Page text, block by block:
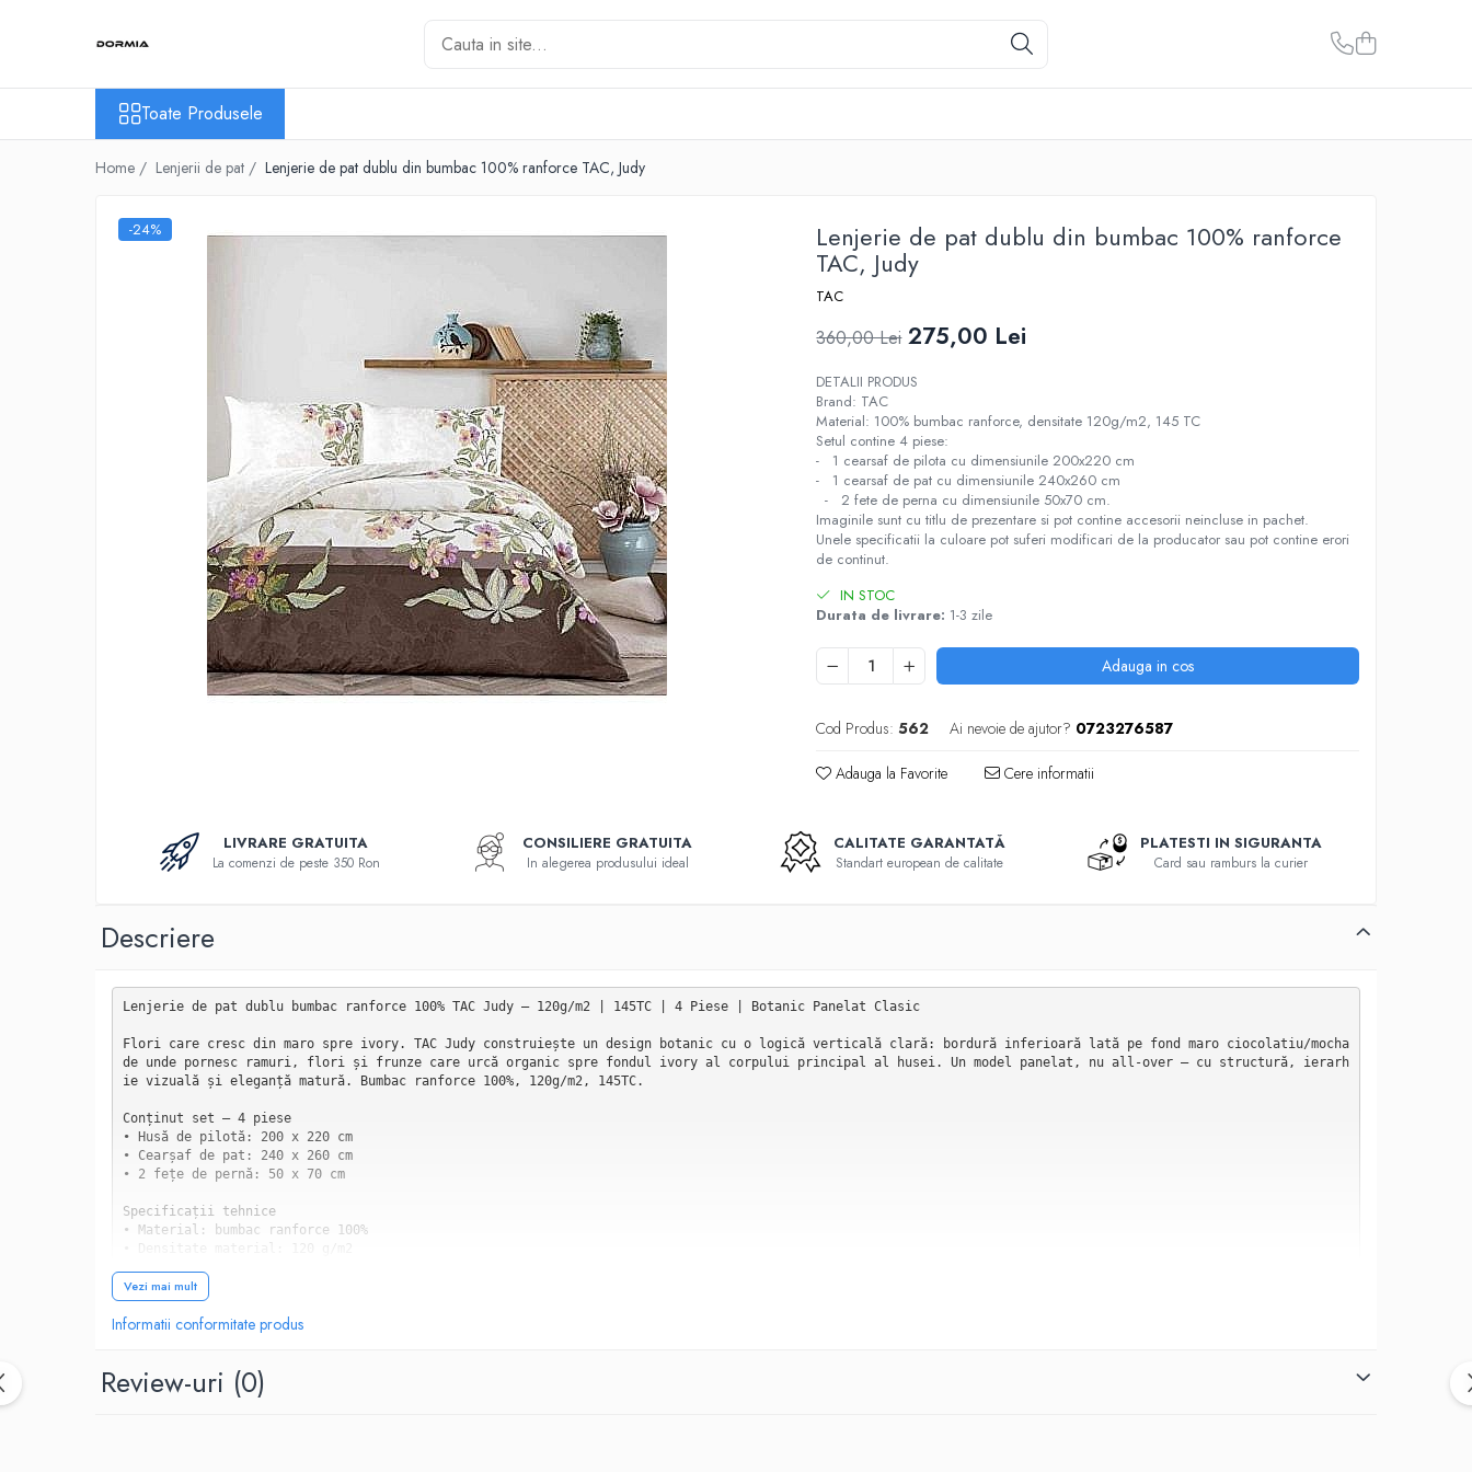
Lenjerii de pat bumbac satinat
Lenjerii de pat din bumbac
Covorase si seturi de covoare
Toate Produsele
Home / Lenjerii de pat / Lenjerie de pat dublu din bumbac 100% ranforce TAC, Judy
Lenjerie de pat dublu din bumbac 100% ranforce
TAC, Judy
TAC
-24%
360,00 Lei 275,00 Lei
DETALII PRODUS
Brand: TAC
Material: 100% bumbac ranforce, densitate 120g/m2, 145 TC
Setul contine 4 piese:
- 1 cearsaf de pilota cu dimensiunile 200x220 cm
- 1 cearsaf de pat cu dimensiunile 240x260 cm
- 2 fete de perna cu dimensiunile 50x70 cm.
Imaginile sunt cu titlu de prezentare si pot contine accesorii neincluse in pachet.
Unele specificatii la culoare pot suferi modificari de la producator sau pot contine erori
de continut.
IN STOC
Durata de livrare: 1-3 zile
Adauga in cos
Cod Produs: 562 Ai nevoie de ajutor? 0723276587
Adauga la Favorite Cere informatii
LIVRARE GRATUITA
La comenzi de peste 350 Ron
CONSILIERE GRATUITA
In alegerea produsului ideal
CALITATE GARANTATĂ
Standart european de calitate
PLATESTI IN SIGURANTA
Card sau ramburs la curier
Descriere
Lenjerie de pat dublu bumbac ranforce 100% TAC Judy — 120g/m2 | 145TC | 4 Piese | Botanic Panelat Clasic
Flori care cresc din maro spre ivory. TAC Judy construiește un design botanic cu o logică verticală clară: bordură inferioară lată pe fond maro ciocolatiu/mocha
de unde pornesc ramuri, flori și frunze care urcă organic spre fondul ivory al corpului principal al husei. Un model panelat, nu all-over — cu structură, ierarh
ie vizuală și eleganță matură. Bumbac ranforce 100%, 120g/m2, 145TC.
Conținut set — 4 piese
• Husă de pilotă: 200 x 220 cm
• Cearșaf de pat: 240 x 260 cm
• 2 fețe de pernă: 50 x 70 cm
Specificații tehnice
• Material: bumbac ranforce 100%
• Densitate material: 120 g/m2
• Brand: TAC — Colecția Judy
• Design: Floral/Botanic
• Stoc: Limitat
Colecția Judy folosește un principiu de design vertical rar întâlnit la ranforce: husa de pilotă este împărțită pe înălțime în două zone cromatice distincte, se
parate de o bandă de tranziție în gri-taupe discret.
Vezi mai mult
Informatii conformitate produs
Review-uri (0)